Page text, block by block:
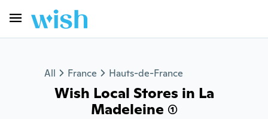
All France Hauts-de-France
Wish Local Stores in La
Madeleine (1)